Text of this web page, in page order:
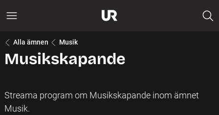
Alla ämnen Musik
Musikskapande
Streama program om Musikskapande inom ämnet
Musik.